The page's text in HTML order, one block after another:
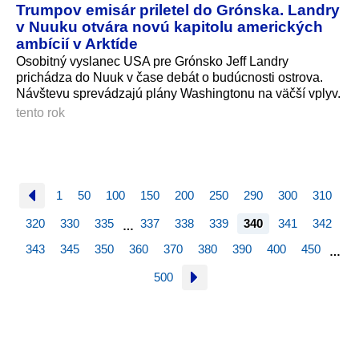
Trumpov emisár priletel do Grónska. Landry
v Nuuku otvára novú kapitolu amerických
ambícií v Arktíde
Osobitný vyslanec USA pre Grónsko Jeff Landry
prichádza do Nuuk v čase debát o budúcnosti ostrova.
Návštevu sprevádzajú plány Washingtonu na väčší vplyv.
tento rok
1 50 100 150 200 250 290 300 310
320 330 335 … 337 338 339 340 341
342
343
345 350 360 370 380 390 400 450 …
500